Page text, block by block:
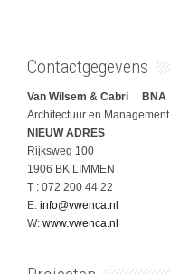
Contactgegevens
Van Wilsem & Cabri BNA
Architectuur en Management
NIEUW ADRES
Rijksweg 100
1906 BK LIMMEN
T : 072 200 44 22
E: info@vwenca.nl
W: www.vwenca.nl